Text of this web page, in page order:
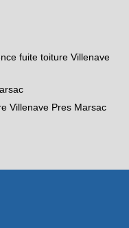
fuite toiture Villenave
Villenave Pres Marsac